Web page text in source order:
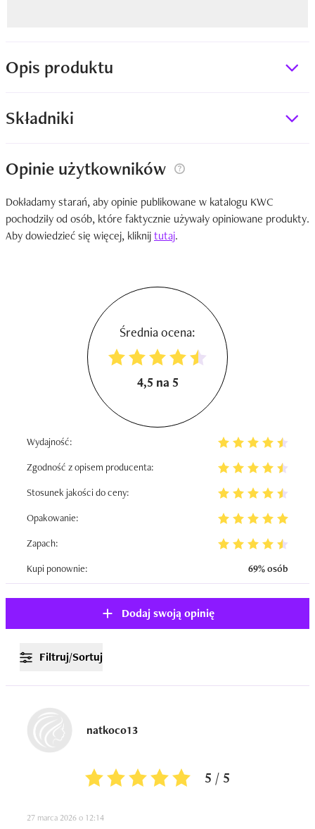
Opis produktu
Składniki
Opinie użytkowników
Dokładamy starań, aby opinie publikowane w katalogu KWC
pochodziły od osób, które faktycznie używały opiniowane produkty.
Aby dowiedzieć się więcej, kliknijtutaj.
Średnia ocena:
4,5 na 5
Wydajność:
Zgodność z opisem producenta:
Stosunek jakości do ceny:
Opakowanie:
Zapach:
Kupi ponownie:
69% osób
Dodaj swoją opinię
Filtruj/Sortuj
natkoco13
5 / 5
27 marca 2026 o 12:14